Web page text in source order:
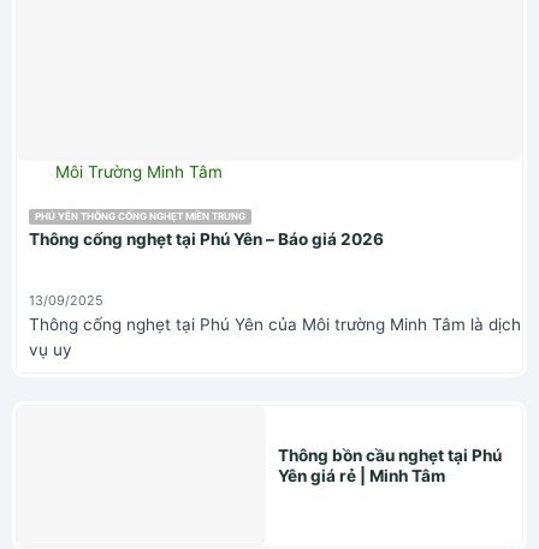
Môi Trường Minh Tâm
PHÚ YÊN THÔNG CỐNG NGHẸT MIỀN TRUNG
Thông cống nghẹt tại Phú Yên – Báo giá 2026
13/09/2025
Thông cống nghẹt tại Phú Yên của Môi trường Minh Tâm là dịch
vụ uy
Thông bồn cầu nghẹt tại Phú
Yên giá rẻ | Minh Tâm